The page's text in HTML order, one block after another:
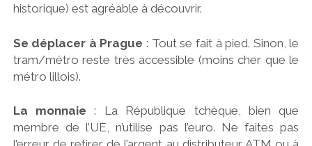
historique) est agréable à découvrir.
Se déplacer à Prague : Tout se fait à pied. Sinon, le
tram/métro reste très accessible (moins cher que le
métro lillois).
La monnaie: La République tchèque, bien que
membre de l’UE, n’utilise pas l’euro. Ne faites pas